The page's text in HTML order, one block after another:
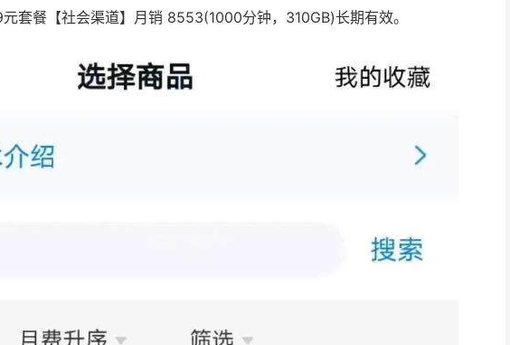
套餐【社会渠道】月销 8553(1000分钟，310GB)长期有效。